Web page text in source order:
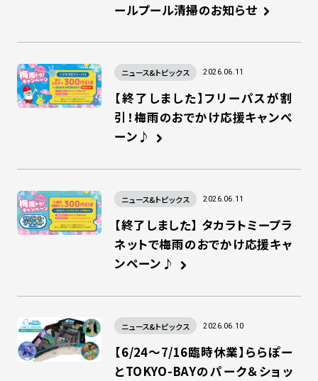
ールプール清掃のお知らせ
ニュース&トピックス 2026.06.11
【終了しました】フリーパスが割
引！梅雨のおでかけ応援キャンペ
ーン♪
ニュース&トピックス 2026.06.11
【終了しました】 タカラトミープラ
ネットで梅雨のおでかけ応援キャ
ンペーン♪
ニュース&トピックス 2026.06.10
【6/24～7/16臨時休業】ららぽー
とTOKYO-BAYのパーク＆ショッ